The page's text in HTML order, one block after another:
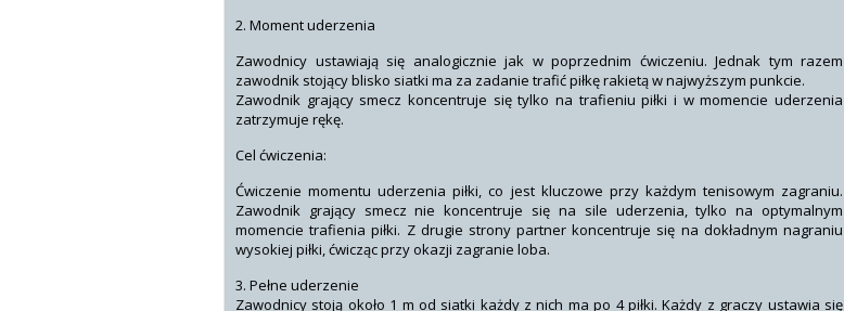
2. Moment uderzenia
Zawodnicy ustawiają się analogicznie jak w poprzednim ćwiczeniu. Jednak tym razem
zawodnik stojący blisko siatki ma za zadanie trafić piłkę rakietą w najwyższym punkcie.
Zawodnik grający smecz koncentruje się tylko na trafieniu piłki i w momencie uderzenia
zatrzymuje rękę.
Cel ćwiczenia:
Ćwiczenie momentu uderzenia piłki, co jest kluczowe przy każdym tenisowym zagraniu.
Zawodnik grający smecz nie koncentruje się na sile uderzenia, tylko na optymalnym
momencie trafienia piłki. Z drugie strony partner koncentruje się na dokładnym nagraniu
wysokiej piłki, ćwicząc przy okazji zagranie loba.
3. Pełne uderzenie
Zawodnicy stoją około 1 m od siatki każdy z nich ma po 4 piłki. Każdy z graczy ustawia się